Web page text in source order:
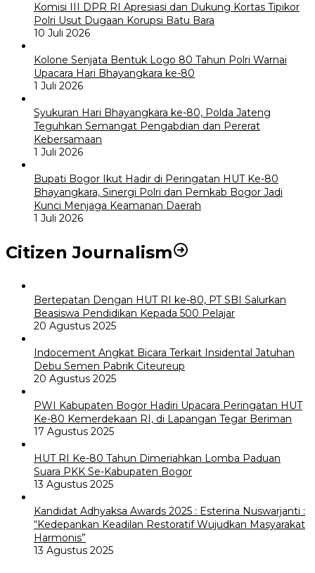
Komisi III DPR RI Apresiasi dan Dukung Kortas Tipikor
Polri Usut Dugaan Korupsi Batu Bara
10 Juli 2026
Kolone Senjata Bentuk Logo 80 Tahun Polri Warnai
Upacara Hari Bhayangkara ke-80
1 Juli 2026
Syukuran Hari Bhayangkara ke-80, Polda Jateng
Teguhkan Semangat Pengabdian dan Pererat
Kebersamaan
1 Juli 2026
Bupati Bogor Ikut Hadir di Peringatan HUT Ke-80
Bhayangkara, Sinergi Polri dan Pemkab Bogor Jadi
Kunci Menjaga Keamanan Daerah
1 Juli 2026
Citizen Journalism
Bertepatan Dengan HUT RI ke-80, PT SBI Salurkan
Beasiswa Pendidikan Kepada 500 Pelajar
20 Agustus 2025
Indocement Angkat Bicara Terkait Insidental Jatuhan
Debu Semen Pabrik Citeureup
20 Agustus 2025
PWI Kabupaten Bogor Hadiri Upacara Peringatan HUT
Ke-80 Kemerdekaan RI, di Lapangan Tegar Beriman
17 Agustus 2025
HUT RI Ke-80 Tahun Dimeriahkan Lomba Paduan
Suara PKK Se-Kabupaten Bogor
13 Agustus 2025
Kandidat Adhyaksa Awards 2025 : Esterina Nuswarjanti :
“Kedepankan Keadilan Restoratif Wujudkan Masyarakat
Harmonis”
13 Agustus 2025